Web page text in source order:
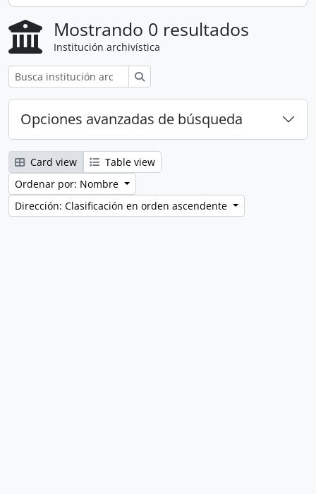
Mostrando 0 resultados
Institución archivística
Opciones avanzadas de búsqueda
Card view
Table view
Ordenar por: Nombre
Dirección: Clasificación en orden ascendente